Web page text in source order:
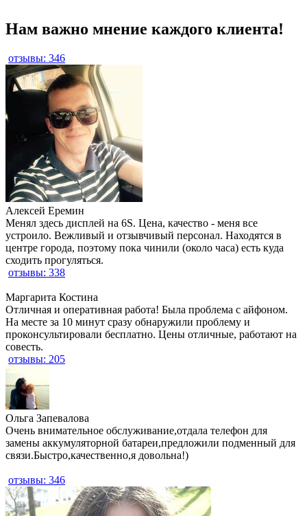
Нам важно мнение каждого клиента!
отзывы: 346
Алексей Еремин
Менял здесь дисплей на 6S. Цена, качество - меня все
устроило. Вежливый и отзывчивый персонал. Находятся в
центре города, поэтому пока чинили (около часа) есть куда
сходить прогуляться.
отзывы: 338
Маргарита Костина
Отличная и оперативная работа! Была проблема с айфоном.
На месте за 10 минут сразу обнаружили проблему и
проконсультировали бесплатно. Цены отличные, работают на
совесть.
отзывы: 205
​Ольга Запевалова
Очень внимательное обслуживание,отдала телефон для
замены аккумуляторной батареи,предложили подменный для
связи.Быстро,качественно,я довольна!)
отзывы: 346